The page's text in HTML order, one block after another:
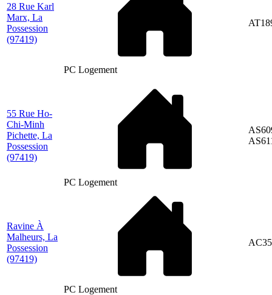
28 Rue Karl
Marx, La
Possession
(97419)
PC Logement
55 Rue Ho-
Chi-Minh
Pichette, La
Possession
(97419)
PC Logement
Ravine À
Malheurs, La
Possession
(97419)
PC Logement